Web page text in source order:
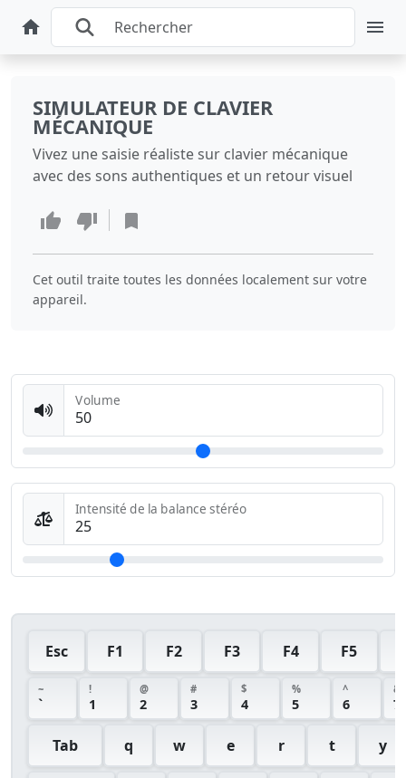
SIMULATEUR DE CLAVIER
MÉCANIQUE
Vivez une saisie réaliste sur clavier mécanique
avec des sons authentiques et un retour visuel
Cet outil traite toutes les données localement sur votre
appareil.
Volume
Intensité de la balance stéréo
Esc F1 F2 F3 F4 F5
~
`
!
1
@
2
#
3
$
4
%
5
^
6
&
7
Tab q w e r t y